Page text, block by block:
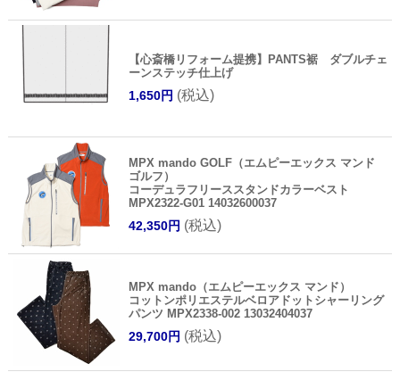
【心斎橋リフォーム提携】PANTS裾 ダブルチェ
ーンステッチ仕上げ
1,650円 (税込)
MPX mando GOLF（エムピーエックス マンド
ゴルフ）
コーデュラフリーススタンドカラーベスト
MPX2322-G01 14032600037
42,350円 (税込)
MPX mando（エムピーエックス マンド）
コットンポリエステルベロアドットシャーリング
パンツ MPX2338-002 13032404037
29,700円 (税込)